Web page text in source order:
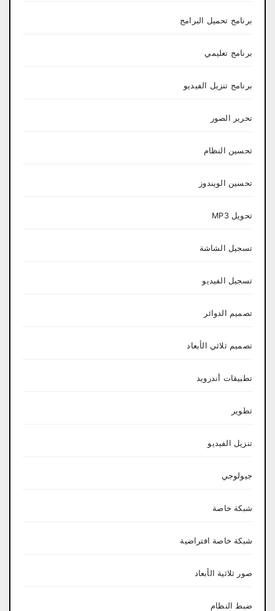
برنامج تحميل البرامج
برنامج تعليمي
برنامج تنزيل الفيديو
تحرير الصور
تحسين النظام
تحسين الويندوز
تحويل MP3
تسجيل الشاشة
تسجيل الفيديو
تصميم الدوائر
تصميم ثلاثي الأبعاد
تطبيقات أندرويد
تطوير
تنزيل الفيديو
جيولوجي
شبكة خاصة
شبكة خاصة افتراضية
صور ثلاثية الأبعاد
ضبط النظام